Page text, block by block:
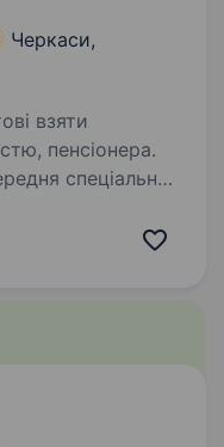
Черкаси,
взяти
пенсіонера.
спеціальна
у сфері
та